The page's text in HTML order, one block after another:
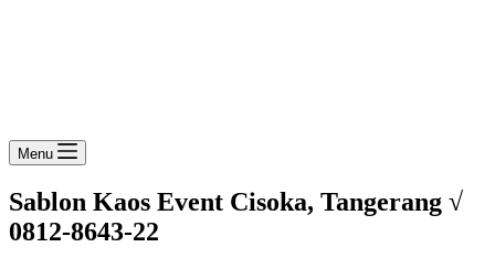
Menu
Sablon Kaos Event Cisoka, Tangerang √
0812-8643-22